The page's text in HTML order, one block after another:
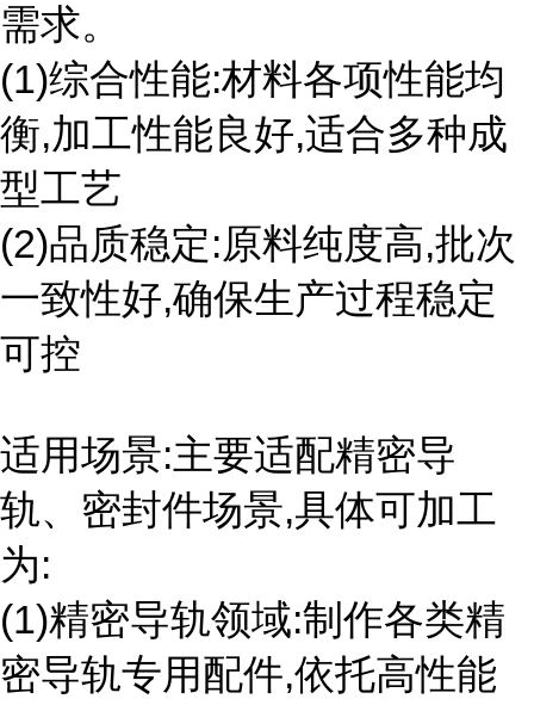
需求。
(1)综合性能:材料各项性能均
衡,加工性能良好,适合多种成
型工艺
(2)品质稳定:原料纯度高,批次
一致性好,确保生产过程稳定
可控
适用场景:主要适配精密导
轨、密封件场景,具体可加工
为:
(1)精密导轨领域:制作各类精
密导轨专用配件,依托高性能